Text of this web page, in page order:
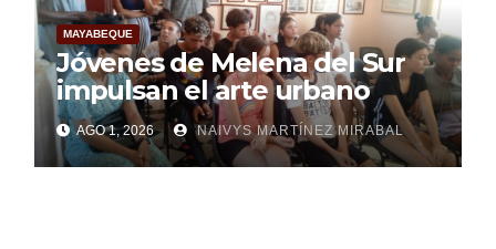
MAYABEQUE
Jóvenes de Melena del Sur
impulsan el arte urbano
AGO 1, 2026 NAIVYS MARTÍNEZ MIRABAL